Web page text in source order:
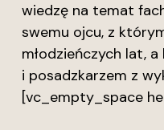
wiedzę na temat
swemu ojcu, z
młodzieńczych lat,
i posadzkarzem z
[vc_empty_space